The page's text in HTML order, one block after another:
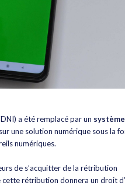
a été remplacé par un système
une solution numérique sous la
numériques.
de s’acquitter de la rétribution
cette rétribution donnera un droit